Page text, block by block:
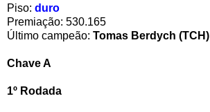
Piso: duro
Premiação: 530.165
Último campeão: Tomas Berdych (TCH)
Chave A
1º Rodada